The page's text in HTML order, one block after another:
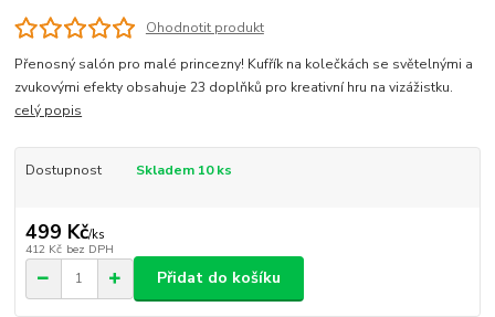
Ohodnotit produkt
Přenosný salón pro malé princezny! Kufřík na kolečkách se světelnými a
zvukovými efekty obsahuje 23 doplňků pro kreativní hru na vizážistku.
celý popis
Dostupnost Skladem 10 ks
499 Kč/ks
412 Kč bez DPH
Přidat do košíku